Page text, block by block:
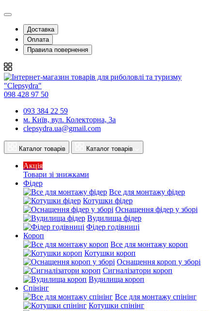
Доставка
Оплата
Правила повернення
098 428 97 50
093 384 22 59
м. Київ, вул. Колекторна, 3а
clepsydra.ua@gmail.com
Каталог товарів Каталог товарів
Акція
Товари зі знижками
Фідер
Все для монтажу фідер
Котушки фідер
Оснащення фідер у зборі
Вудилища фідер
Фідер годівниці
Короп
Все для монтажу короп
Котушки короп
Оснащення короп у зборі
Сигналізатори короп
Вудилища короп
Спінінг
Все для монтажу спінінг
Котушки спінінг